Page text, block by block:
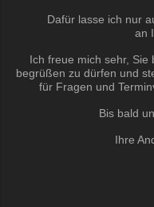
Dafür lasse ich nur
an
Ich freue mich sehr, Sie
begrüßen zu dürfen und
für Fragen und
Bis bald
Ihre